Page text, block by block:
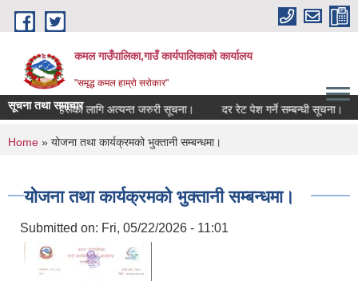
Skip to main content
कमल गाउँपालिका,गाउँ कार्यपालिकाको कार्यालय
"समृद्ध कमल हाम्रो सरोकार"
सूचना तथा समाचार
सम्बन्धी कृषकहरूका लागि अत्यन्त जरुरी सूचना। दर रेट पेश गर्ने सम्बन्धी सूचना।
You are here
Home » योजना तथा कार्यक्रमको भुक्तानी सम्बन्धमा।
योजना तथा कार्यक्रमको भुक्तानी सम्बन्धमा।
Submitted on: Fri, 05/22/2026 - 11:01